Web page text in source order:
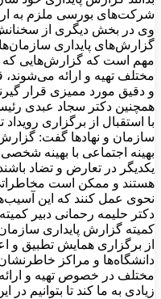
شرکت‌های بورسی ملزم به
وی در بخش دیگری از
گزارش‌های پایداری
مهم است که گزارش‌هایی
مختلف تهیه و ارائه
و دقیق مورد ممیزی قرار
همچنین دکتر سجاد عبدی
با استقبال از برگزاری
سازمان و نهادها گفت:
بهینه اجتماعی با بهینه
یکدیگر در تعارض و تضاد
هستند و ممکن است مخاطراتی
نحوی عمل کنند که این
دکتر حلیمه رحمانی دبیر
کمیته گزارش پایداری
از برگزاری همایش تطبیق و
دانشگاه‌ها و مراکز
مختلف در خصوص تهیه و
زیادی به ما کند تا بتوانیم